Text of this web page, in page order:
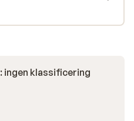
klassificering